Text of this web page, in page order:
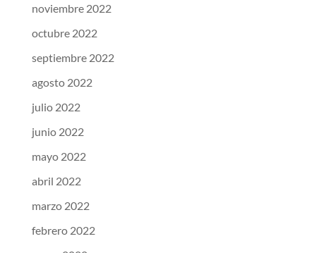
noviembre 2022
octubre 2022
septiembre 2022
agosto 2022
julio 2022
junio 2022
mayo 2022
abril 2022
marzo 2022
febrero 2022